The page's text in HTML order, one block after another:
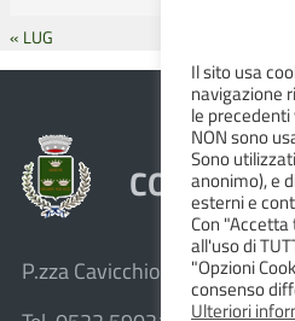
« LUG
COMUNE
P.zza Cavicchioni, 8 – 42020
Il sito usa
navigazione
le
NON sono
Sono
anonimo), e
esterni e
Con
all'uso di
"Opzioni
consenso
Ulteriori